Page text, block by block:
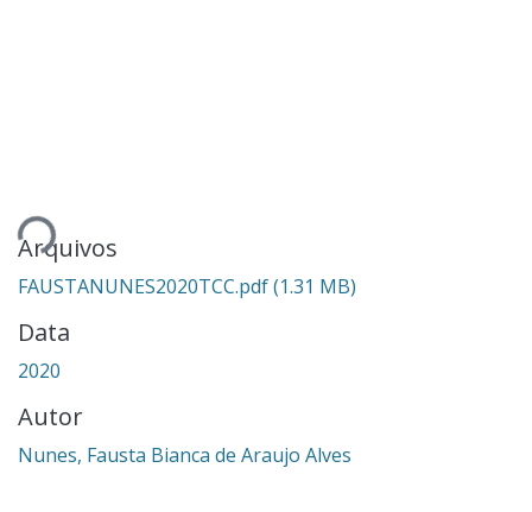
Arquivos
FAUSTANUNES2020TCC.pdf(1.31 MB)
Data
2020
Autor
Nunes, Fausta Bianca de Araujo Alves